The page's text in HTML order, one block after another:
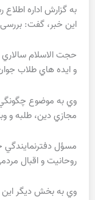
به گزارش اداره
اين خبر، گفت:
حجت الاسلام
و ايده هاي طلاب
وي به موضوع چگونگي
مجازي دين، طلبه و
مسؤل دفترنمايندگي
روحانيت و اقبال
وي به بخش ديگر اين